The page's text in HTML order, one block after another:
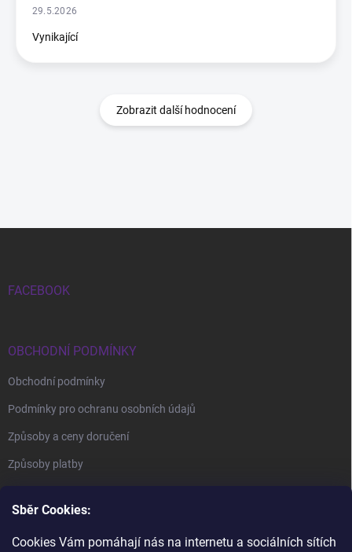
Sběr Cookies:
Cookies Vám pomáhají nás na internetu a sociálních sítích
29.5.2026
Vynikající
Zobrazit další hodnocení
FACEBOOK
OBCHODNÍ PODMÍNKY
Obchodní podmínky
Podmínky pro ochranu osobních údajů
Způsoby a ceny doručení
Způsoby platby